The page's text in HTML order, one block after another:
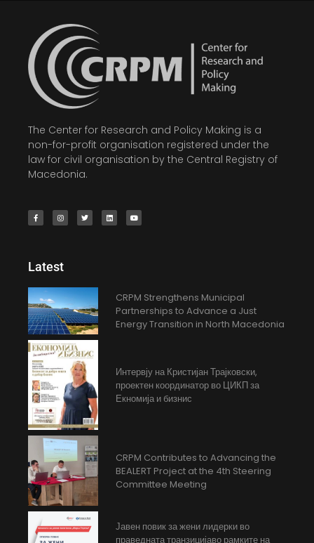
The Center for Research and Policy Making is a
non-for-profit organisation registered under the
law for civil organisation by the Central Registry of
Macedonia.
Latest
CRPM Strengthens Municipal
Partnerships to Advance a Just
Energy Transition in North Macedonia
Интервју на Кристијан Трајковски,
проектен координатор во ЦИКП за
Екномија и бизнис
CRPM Contributes to Advancing the
BEALERT Project at the 4th Steering
Committee Meeting
Јавен повик за жени лидерки во
праведната транзицијаво рамките на